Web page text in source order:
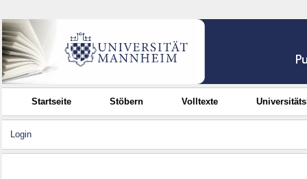
Startseite Stöbern Volltexte
Login